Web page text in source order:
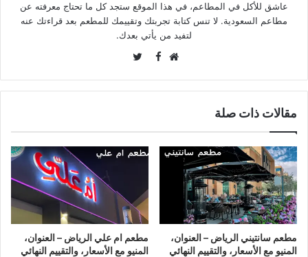
عاشق للأكل في المطاعم، في هذا الموقع ستجد كل ما تحتاج معرفته عن
مطاعم السعودية. لا تنس كتابة تجربتك وتقييمك للمطعم بعد قراءتك عنه
لتفيد من يأتي بعدك.
Facebook
مقالات ذات صلة
مطعم سانتيني الرياض – العنوان،
المنيو مع الأسعار، والتقييم النهائي
مطعم ام علي الرياض – العنوان،
المنيو مع الأسعار، والتقييم النهائي